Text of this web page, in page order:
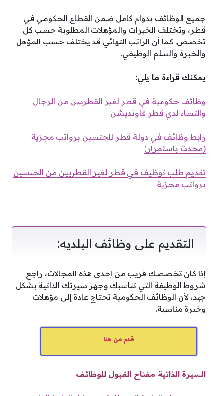
جميع الوظائف بدوام كامل ضمن القطاع الحكومي في
قطر، وتختلف الخبرات والمؤهلات المطلوبة حسب كل
تخصص. كما أن الراتب النهائي قد يختلف حسب المؤهل
والخبرة والسلم الوظيفي.
يمكنك قراءة ما يلي:
وظائف حكومية في قطر لغير القطريين من الرجال
والنساء لدي قطر فاونديشن
رابط وظائف في دولة قطر للجنسين برواتب مجزية
(محدث باستمرار)
تقديم طلب توظيف في قطر لغير القطريين من الجنسين
برواتب مجزية
التقديم على وظائف البلديه:
إذا كان تخصصك قريب من إحدى هذه المجالات، راجع
شروط الوظيفة التي تناسبك وجهز سيرتك الذاتية بشكل
جيد، لأن الوظائف الحكومية تحتاج عادة إلى مؤهلات
وخبرة مناسبة.
قدم من هنا
السيرة الذاتية مفتاح القبول للوظائف